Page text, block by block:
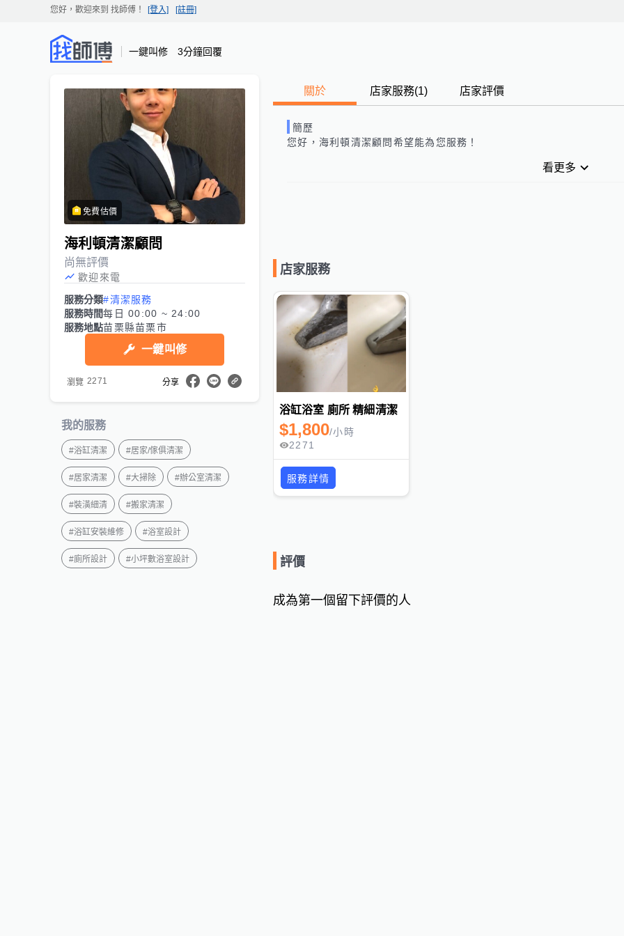
您好，歡迎來到 找師傅 ！ [登入] [註冊]
一鍵叫修 3分鐘回覆
免費估價
海利頓清潔顧問
尚無評價
歡迎來電
服務分類#清潔服務
服務時間每日 00:00 ~ 24:00
服務地點苗栗縣苗栗市
一鍵叫修
瀏覽 2271 分享
我的服務
#浴缸清潔 #居家/傢俱清潔
#居家清潔 #大掃除 #辦公室清潔
#裝潢細清 #搬家清潔
#浴缸安裝維修 #浴室設計
#廁所設計 #小坪數浴室設計
關於 店家服務(1) 店家評價
簡歷
您好， 海利頓清潔顧問 希望能為您服務！
看更多
店家服務
浴缸浴室 廁所 精細清潔
$1,800/小時
2271
服務詳情
評價
成為第一個留下評價的人